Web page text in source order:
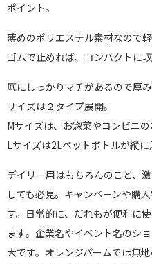
ポイント。
薄めのポリエステル素材なので
ゴムで止めれば、コンパクトに収
底にしっかりマチがあるので厚
サイズは２タイプ展開。
Mサイズは、お惣菜やコンビニの
Lサイズは2Lペットボトルが縦に
デイリー用はもちろんのこと、
しても必見。 キャンペーンや購
す。 日常的に、だれもが便利に
ます。企業名やイベント名のシ
大です。オレンジパームでは無